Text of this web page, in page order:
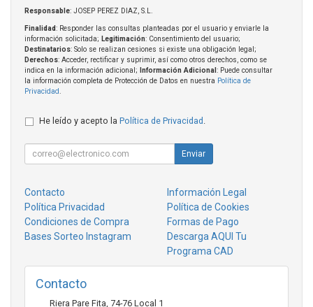
Responsable: JOSEP PEREZ DIAZ, S.L.
Finalidad: Responder las consultas planteadas por el usuario y enviarle la
información solicitada; Legitimación: Consentimiento del usuario;
Destinatarios: Solo se realizan cesiones si existe una obligación legal;
Derechos: Acceder, rectificar y suprimir, así como otros derechos, como se
indica en la información adicional;
Información Adicional : Puede consultar
la información completa de Protección de Datos en nuestra Política de
Privacidad
He leído y acepto la Política de Privacidad
Enviar
Contacto
Información Legal
Política Privacidad
Política de Cookies
Condiciones de Compra
Formas de Pago
Bases Sorteo Instagram
Descarga AQUI Tu
Programa CAD
Contacto
Riera Pare Fita, 74-76 Local 1